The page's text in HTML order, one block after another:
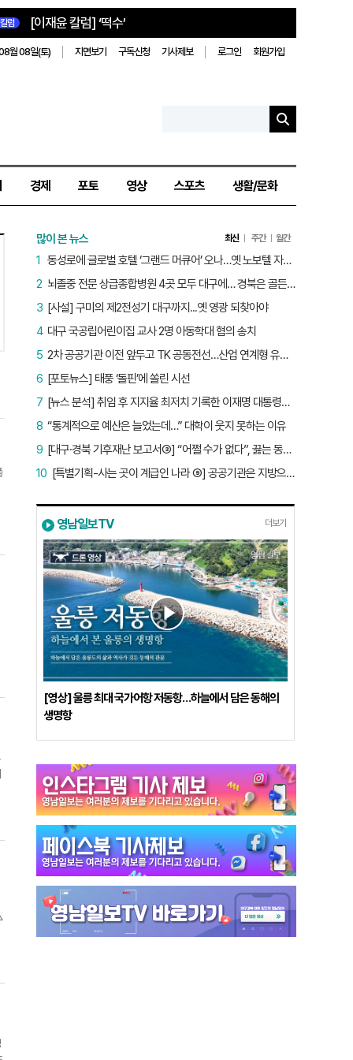
칼럼 [이재윤 칼럼] ‘떡수’
월 08일(토) 지면보기 구독신청 기사제보 로그인 회원가입
경제 포토 영상 스포츠 생활/문화
많이 본 뉴스 최신 주간 월간
동성로에 글로벌 호텔 ‘그랜드 머큐어’ 오나…옛 노보텔 자리 사무실 개설
1
뇌졸중 전문 상급종합병원 4곳 모두 대구에… 경북은 골든타임 사각지대
2
[사설] 구미의 제2전성기 대구까지...옛 영광 되찾아야
3
대구 국공립어린이집 교사 2명 아동학대 혐의 송치
4
2차 공공기관 이전 앞두고 TK 공동전선…산업 연계형 유치 승부수
5
[포토뉴스] 태풍 ‘돌핀’에 쏠린 시선
6
[뉴스 분석] 취임 후 지지율 최저치 기록한 이재명 대통령…왜?
7
“통계적으로 예산은 늘었는데…” 대학이 웃지 못하는 이유
8
[대구·경북 기후재난 보고서③] “어쩔 수가 없다”, 끓는 동해…‘절멸 위기’ 경북 수산업
9
[특별기획-사는 곳이 계급인 나라 ⑨] 공공기관은 지방으로 왔지만, 그들이 사는 곳은 서울이었다
10
영남일보TV 더보기
[영상] 울릉 최대 국가어항 저동항…하늘에서 담은 동해의
생명항